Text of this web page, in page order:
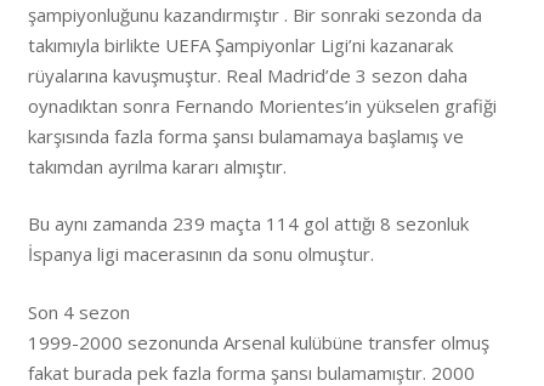
şampiyonluğunu kazandırmıştır . Bir sonraki sezonda da
takımıyla birlikte UEFA Şampiyonlar Ligi’ni kazanarak
rüyalarına kavuşmuştur. Real Madrid’de 3 sezon daha
oynadıktan sonra Fernando Morientes’in yükselen grafiği
karşısında fazla forma şansı bulamamaya başlamış ve
takımdan ayrılma kararı almıştır.
Bu aynı zamanda 239 maçta 114 gol attığı 8 sezonluk
İspanya ligi macerasının da sonu olmuştur.
Son 4 sezon
1999-2000 sezonunda Arsenal kulübüne transfer olmuş
fakat burada pek fazla forma şansı bulamamıştır. 2000